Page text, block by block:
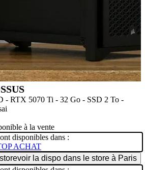
- RTX 5070 Ti - 32 Go - SSD 2 To -
à la vente
disponibles dans :
ACHAT
voir la dispo dans le store à Paris